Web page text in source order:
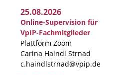
25.08.2026
Online-Supervision für
VpIP-Fachmitglieder
Plattform Zoom
Carina Haindl Strnad
c.haindlstrnad@vpip.de